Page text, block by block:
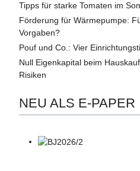
Tipps für starke Tomaten im
Förderung für Wärmepumpe:
Vorgaben?
Pouf und Co.: Vier
Null Eigenkapital beim
Risiken
NEU ALS E-PAPER